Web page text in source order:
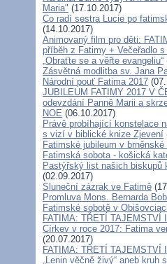
Maria" (17.10.2017)
Co radí sestra Lucie po
(14.10.2017)
Animovaný film pro děti:
příběh z Fatimy + Večeřadlo s
„Obraťte se a věřte evangeliu“
Zásvětná modlitba sv. Jana
Národní pouť Fatima 2017
JUBILEUM FATIMY 2017 V
odevzdání Panně Marii a
NOE (06.10.2017)
Právě probíhající konstelace
s vizí v biblické knize Zjevení
Fatimské jubileum v brněnské
Fatimská sobota - košická
Pastýřský list našich
(02.09.2017)
Sluneční zázrak ve Fatimě
Promluva Mons. Bernarda
Fatimské sobotě v
FATIMA: TŘETÍ TAJEMSTVÍ
Církev v roce 2017: Fatima
(20.07.2017)
FATIMA: TŘETÍ TAJEMSTVÍ I
„Lenin věčně živý“ aneb kruh